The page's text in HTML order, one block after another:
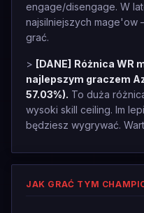
engage/disengage. W
najsilniejszych mage'ow
grać.
> [DANE] Różnica WR
najlepszym graczem
57.03%). To duża
wysoki skill ceiling. Im
będziesz wygrywać.
JAK GRAĆ TYM